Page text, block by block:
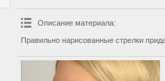
Описание материала:
Правильно нарисованные стрелки